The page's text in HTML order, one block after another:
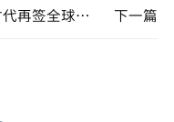
携手15年不变“芯”，宇通宁德时代再签全球战略备忘录 下一篇